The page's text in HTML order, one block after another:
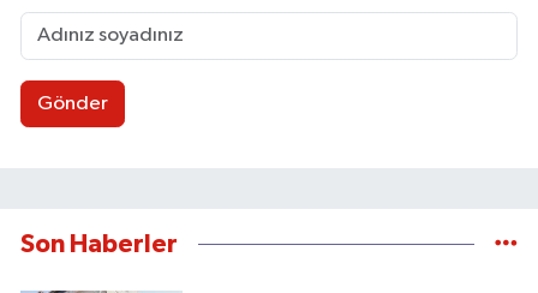
Gönder
Son Haberler